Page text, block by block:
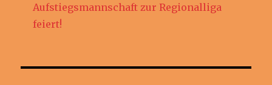
Aufstiegsmannschaft zur Regionalliga
feiert!